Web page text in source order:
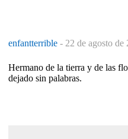
enfantterrible - 22 de agosto de
Hermano de la tierra y de las
dejado sin palabras.